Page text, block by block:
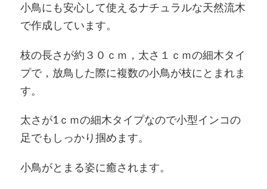
小鳥にも安心して使えるナチュラルな天然流木
で作成しています。
枝の長さが約３０ｃｍ，太さ１ｃｍの細木タイ
プで，放鳥した際に複数の小鳥が枝にとまれま
す。
太さが1ｃｍの細木タイプなので小型インコの
足でもしっかり掴めます。
小鳥がとまる姿に癒されます。